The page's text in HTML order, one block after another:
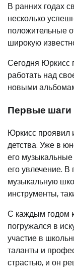
В ранних годах
несколько
положительные
широкую
Сегодня Юркисс
работать над
новыми
Первые шаги
Юркисс проявил
детства. Уже в
его
его увлечение.
музыкальную
инструменты,
С каждым годом
погружался в
участие в
таланты и
страстью, и он